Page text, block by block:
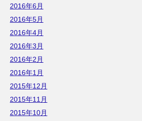
2016年6月
2016年5月
2016年4月
2016年3月
2016年2月
2016年1月
2015年12月
2015年11月
2015年10月